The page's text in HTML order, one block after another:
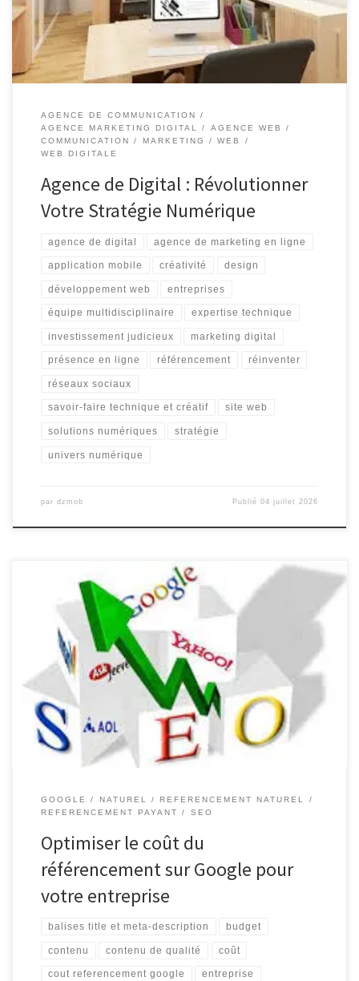
partenaire stratégique qui peut vous aider à […]
AGENCE DE COMMUNICATION
AGENCE MARKETING DIGITAL
AGENCE WEB
COMMUNICATION
MARKETING
WEB
WEB DIGITALE
Agence de Digital : Révolutionner
Votre Stratégie Numérique
agence de digital agence de marketing en ligne
application mobile créativité design
développement web entreprises
équipe multidisciplinaire expertise technique
investissement judicieux marketing digital
présence en ligne référencement réinventer
réseaux sociaux
savoir-faire technique et créatif site web
solutions numériques stratégie
univers numérique
par dzmob Publié04 juillet 2026
L’importance du coût du référencement sur Google pour votre
entreprise L’importance du coût du référencement sur Google
pour votre entreprise Le référencement sur Google est un
élément crucial dans la stratégie de marketing en ligne de toute
entreprise. Être bien positionné dans les résultats de recherche de
Google peut considérablement […]
GOOGLE NATUREL
REFERENCEMENT NATUREL
REFERENCEMENT PAYANT
SEO
Optimiser le coût du
référencement sur Google pour
votre entreprise
balises title et meta-description budget
contenu contenu de qualité coût
cout referencement google entreprise